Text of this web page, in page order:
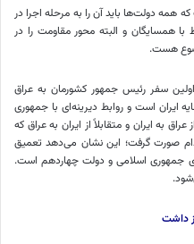
همه دولت‌ها باید آن را به مرحله اجرا در
همسایگان و البته محور مقاومت را در
هست.
سفر رئیس جمهور کشورمان به عراق
ایران است و روابط دیرینه‌ای با جمهوری
به ایران و متقابلاً از ایران به عراق که
صورت گرفت؛ این نشان می‌دهد تعمیق
جمهوری اسلامی و دولت چهاردهم است.
داشت